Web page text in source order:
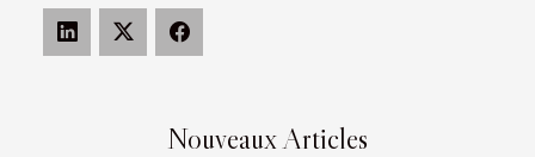
Nouveaux Articles